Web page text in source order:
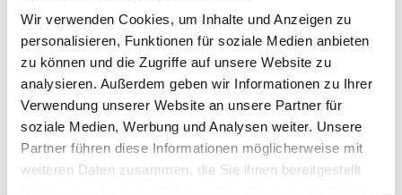
Wir verwenden Cookies, um Inhalte und Anzeigen zu
personalisieren, Funktionen für soziale Medien anbieten
zu können und die Zugriffe auf unsere Website zu
analysieren. Außerdem geben wir Informationen zu Ihrer
Verwendung unserer Website an unsere Partner für
soziale Medien, Werbung und Analysen weiter. Unsere
Partner führen diese Informationen möglicherweise mit
weiteren Daten zusammen, die Sie ihnen bereitgestellt